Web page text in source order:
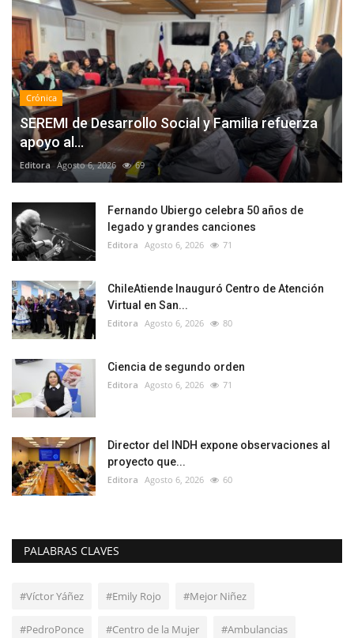
Crónica
SEREMI de Desarrollo Social y Familia refuerza
apoyo al...
Editora Agosto 6, 2026 69
Fernando Ubiergo celebra 50 años de
legado y grandes canciones
Editora Agosto 6, 2026 71
ChileAtiende Inauguró Centro de Atención
Virtual en San...
Editora Agosto 6, 2026 80
Ciencia de segundo orden
Editora Agosto 6, 2026 71
Director del INDH expone observaciones al
proyecto que...
Editora Agosto 6, 2026 60
PALABRAS CLAVES
#Víctor Yáñez #Emily Rojo #Mejor Niñez
#PedroPonce #Centro de la Mujer #Ambulancias